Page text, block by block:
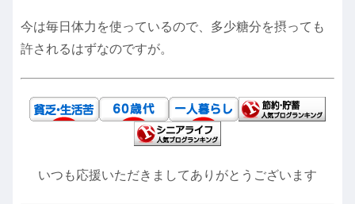
今は毎日体力を使っているので、多少糖分を摂っても
許されるはずなのですが。
いつも応援いただきましてありがとうございます